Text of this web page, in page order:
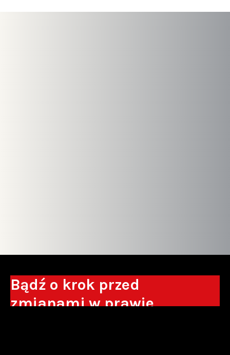
Bądź o krok przed
zmianami w prawie